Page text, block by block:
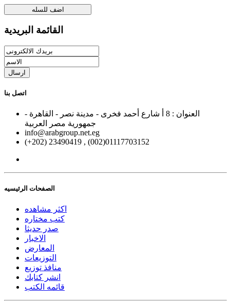
اضف للسله
القائمة البريدية
ارسال
اتصل بنا
العنوان : 8 أ شارع أحمد فخرى - مدينة نصر - القاهرة -
جمهورية مصر العربية
info@arabgroup.net.eg
(+202) 23490419 , (002)01117703152
الصفحات الرئيسيه
اكثر مشاهده
كتب مختاره
صدر حديثا
الاخبار
المعارض
التوزيعات
منافذ توزيع
انشر كتابك
قائمه الكتب